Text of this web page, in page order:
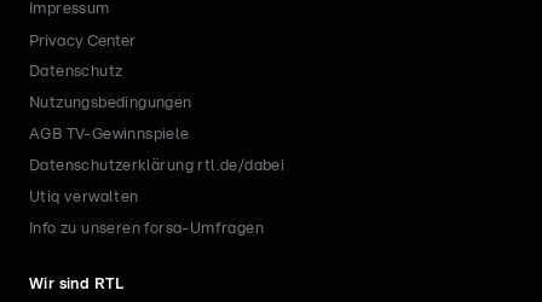
Impressum
Privacy Center
Datenschutz
Nutzungsbedingungen
AGB TV-Gewinnspiele
Datenschutzerklärung rtl.de/dabei
Utiq verwalten
Info zu unseren forsa-Umfragen
Wir sind RTL